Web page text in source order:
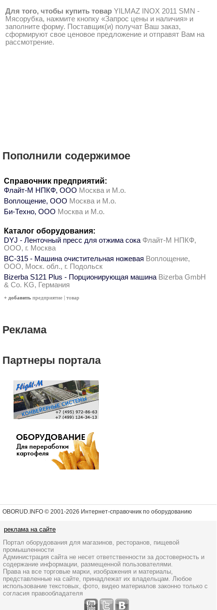
Для того, чтобы купить товар YILMAZ INOX 2011 SMN -
Мясорубка, нажмите кнопку «Запрос цены и наличия» и
заполните форму. Поставщик(и) получат Ваш заказ,
сформируют свое ценовое предложение и отправят Вам на
рассмотрение.
Пополнили содержимое
Справочник предприятий:
Флайт-М НПКФ, ООО Москва и М.о.
Воплощение, ООО Москва и М.о.
Би-Техно, ООО Москва и М.о.
Каталог оборудования:
DYJ - Ленточный пресс для отжима сока Флайт-М НПКФ,
ООО, г. Москва
ВС-315 - Машина очистительная ножевая Воплощение,
ООО, Моск. обл., г. Подольск
Bizerba S121 Plus - Порционирующая машина Bizerba GmbH
& Co. KG, Германия
+ добавить предприятие | товар
Реклама
Партнеры портала
OBORUD.INFO © 2001-2026 Интернет-справочник по оборудованию
реклама на сайте
Портал оборудования для магазинов, ресторанов, пищевой
промышленности
Администрация сайта не несет ответственности за достоверность и
содержание информации, размещенной пользователями.
Права на все торговые марки, изображения и материалы,
представленные на сайте, принадлежат их владельцам. Любое
использование текстовых, фото, видео материалов законно только с
согласия правообладателя